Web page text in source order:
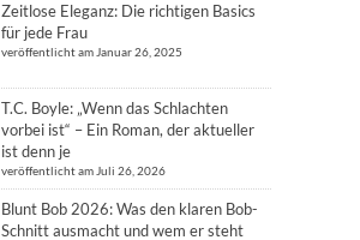
Zeitlose Eleganz: Die richtigen Basics
für jede Frau
veröffentlicht am Januar 26, 2025
T.C. Boyle: „Wenn das Schlachten
vorbei ist“ – Ein Roman, der aktueller
ist denn je
veröffentlicht am Juli 26, 2026
Blunt Bob 2026: Was den klaren Bob-
Schnitt ausmacht und wem er steht